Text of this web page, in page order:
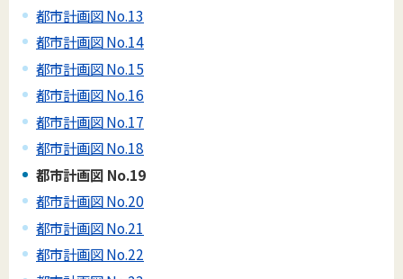
都市計画図 No.13
都市計画図 No.14
都市計画図 No.15
都市計画図 No.16
都市計画図 No.17
都市計画図 No.18
都市計画図 No.19
都市計画図 No.20
都市計画図 No.21
都市計画図 No.22